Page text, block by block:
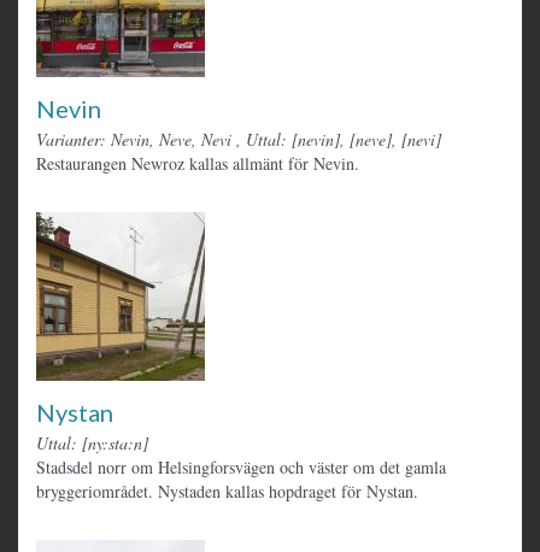
Nevin
Varianter: Nevin, Neve, Nevi , Uttal: [nevin], [neve], [nevi]
Restaurangen Newroz kallas allmänt för Nevin.
Nystan
Uttal: [ny:sta:n]
Stadsdel norr om Helsingforsvägen och väster om det gamla
bryggeriområdet. Nystaden kallas hopdraget för Nystan.